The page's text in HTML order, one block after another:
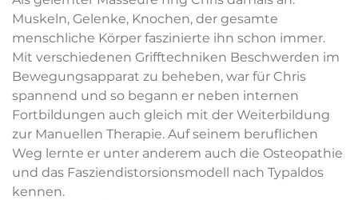
Muskeln, Gelenke, Knochen, der gesamte
menschliche Körper faszinierte ihn schon immer.
Mit verschiedenen Grifftechniken Beschwerden im
Bewegungsapparat zu beheben, war für Chris
spannend und so begann er neben internen
Fortbildungen auch gleich mit der Weiterbildung
zur Manuellen Therapie. Auf seinem beruflichen
Weg lernte er unter anderem auch die Osteopathie
und das Fasziendistorsionsmodell nach Typaldos
kennen.